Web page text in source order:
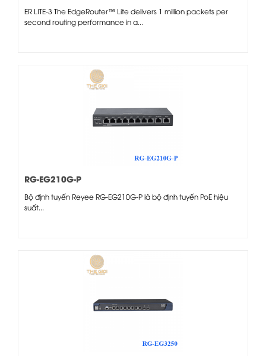
ER LITE-3 The EdgeRouter™ Lite delivers 1 million packets per
second routing performance in a...
RG-EG210G-P
Bộ định tuyến Reyee RG-EG210G-P là bộ định tuyến PoE hiệu
suất...